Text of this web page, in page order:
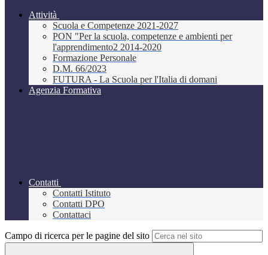
Attività
Scuola e Competenze 2021-2027
PON "Per la scuola, competenze e ambienti per
l'apprendimento2 2014-2020
Formazione Personale
D.M. 66/2023
FUTURA - La Scuola per l'Italia di domani
Agenzia Formativa
Contatti
Contatti Istituto
Contatti DPO
Contattaci
Campo di ricerca per le pagine del sito